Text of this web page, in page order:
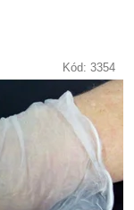
Kód: 3354